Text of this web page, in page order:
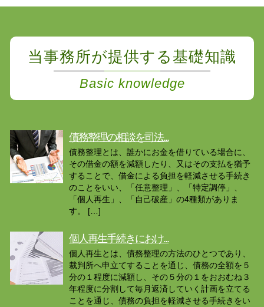
当事務所が提供する基礎知識
Basic knowledge
債務整理の相談を司法...
債務整理とは、誰かにお金を借りている場合に、
その借金の額を減額したり、又はその支払を猶予
することで、借金による負担を軽減させる手続き
のことをいい、「任意整理」、「特定調停」、
「個人再生」、「自己破産」の4種類がありま
す。 […]
個人再生手続きにおけ...
個人再生とは、債務整理の方法のひとつであり、
裁判所へ申立てすることを通じ、債務の全額を５
分の１程度に減額し、その５分の１をおおむね３
年程度に分割して毎月返済していく計画を立てる
ことを通じ、債務の負担を軽減させる手続きをい